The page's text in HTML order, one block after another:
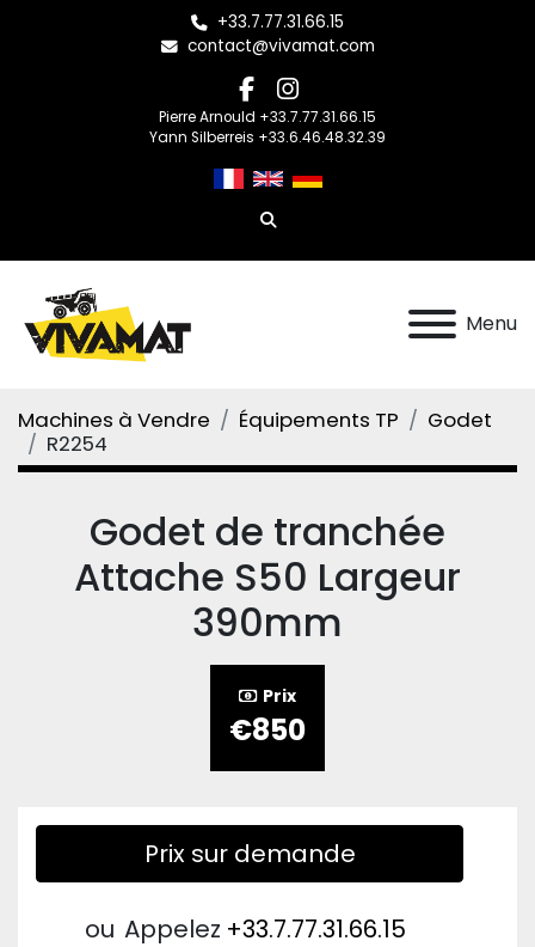
+33.7.77.31.66.15
contact@vivamat.com
facebook
instagram
Pierre Arnould +33.7.77.31.66.15
Yann Silberreis +33.6.46.48.32.39
Rechercher
Menu
Machines à Vendre Équipements TP
Godet
R2254
Godet de tranchée
Attache S50 Largeur
390mm
Prix
€850
Prix sur demande
ou Appelez +33.7.77.31.66.15